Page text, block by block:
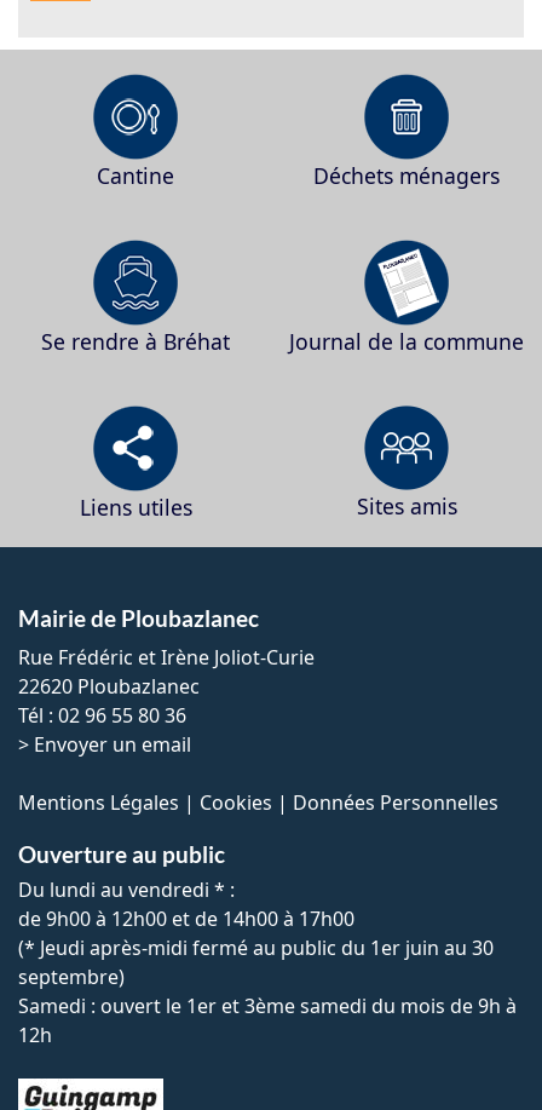
Cantine Déchets ménagers
Se rendre à Bréhat Journal de la commune
Liens utiles Sites amis
Mairie de Ploubazlanec
Rue Frédéric et Irène Joliot-Curie
22620 Ploubazlanec
Tél : 02 96 55 80 36
> Envoyer un email
Mentions Légales | Cookies | Données Personnelles
Ouverture au public
Du lundi au vendredi * :
de 9h00 à 12h00 et de 14h00 à 17h00
(* Jeudi après-midi fermé au public du 1er juin au 30
septembre)
Samedi : ouvert le 1er et 3ème samedi du mois de 9h à
12h